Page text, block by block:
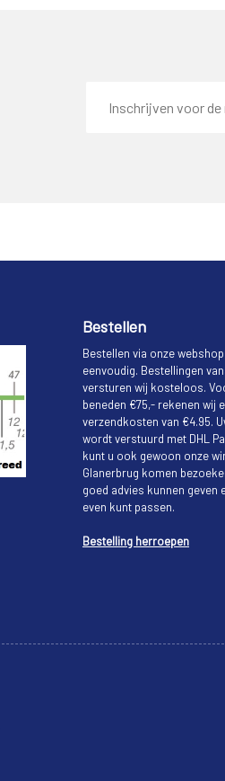
mailadres
Bestellen
Bestellen via onze
eenvoudig. Bestellingen
versturen wij kosteloos.
beneden €75,- rekenen wij
verzendkosten van €4.95.
wordt verstuurd met DHL
kunt u ook gewoon onze
Glanerbrug komen
goed advies kunnen geven
even kunt passen.
Bestelling herroepen